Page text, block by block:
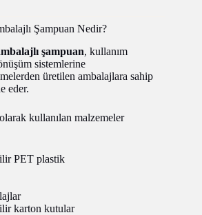
Şampuan Nedir?
şampuan, kullanım
sistemlerine
üretilen ambalajlara sahip
eder.
kullanılan malzemeler
PET plastik
karton kutular